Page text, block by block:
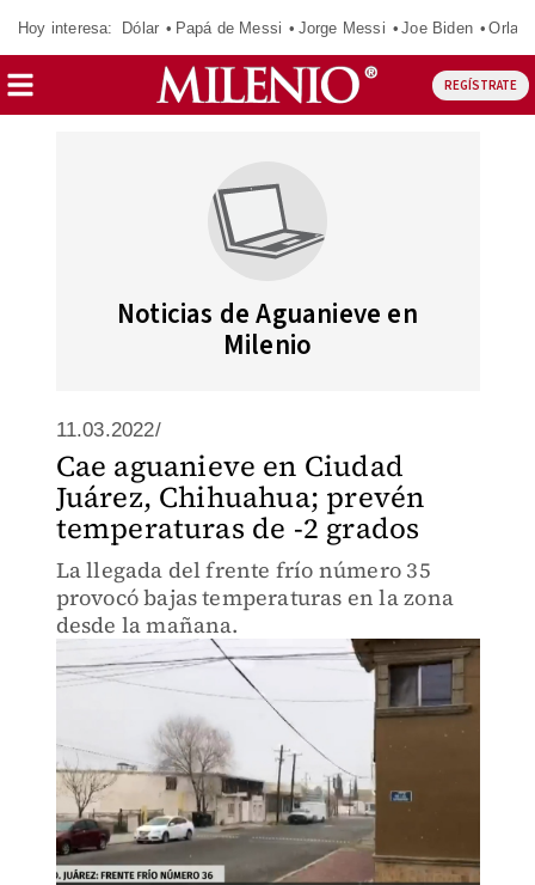
Hoy interesa: Dólar Papá de Messi Jorge Messi Joe Biden
REGÍSTRATE
Noticias de Aguanieve en
Milenio
11.03.2022/
Cae aguanieve en Ciudad
Juárez, Chihuahua; prevén
temperaturas de -2 grados
La llegada del frente frío número 35
provocó bajas temperaturas en la zona
desde la mañana.